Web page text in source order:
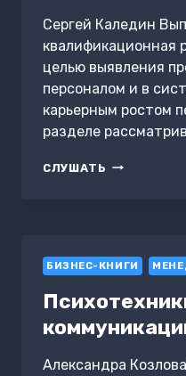
Сергей Каледин
квалификационная
целью выявления
персоналом и в
карьерным ростом
разделе
СЛУШАТЬ
БИЗНЕС-КНИГИ
Александра